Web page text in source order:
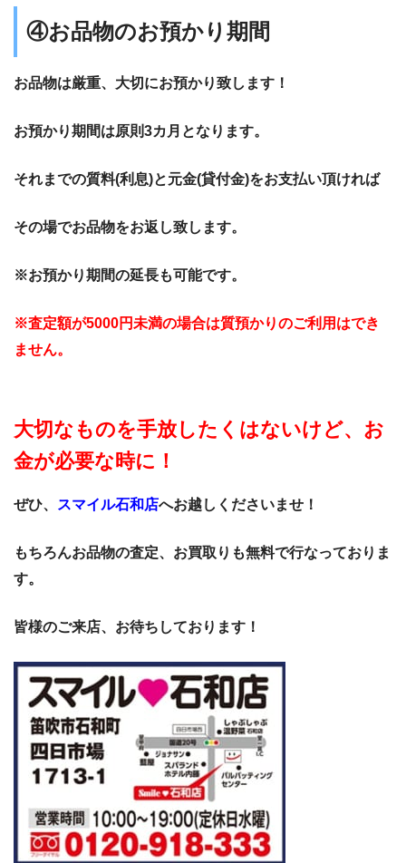
④お品物のお預かり期間
お品物は厳重、大切にお預かり致します！
お預かり期間は原則3カ月となります。
それまでの質料(利息)と元金(貸付金)をお支払い頂ければ
その場でお品物をお返し致します。
※お預かり期間の延長も可能です。
※査定額が5000円未満の場合は質預かりのご利用はでき
ません。
大切なものを手放したくはないけど、お
金が必要な時に！
ぜひ、 スマイル石和店へお越しくださいませ！
もちろんお品物の査定、お買取りも無料で行なっておりま
す。
皆様のご来店、お待ちしております！